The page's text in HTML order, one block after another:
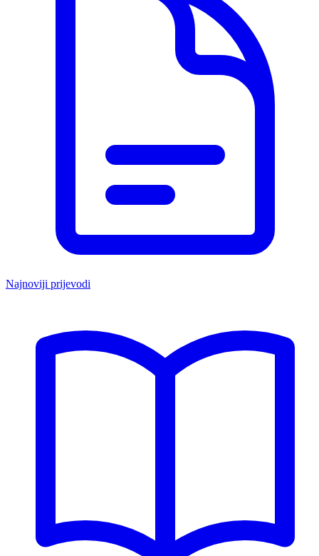
Najnoviji prijevodi